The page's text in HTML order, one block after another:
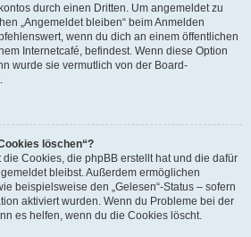
durch einen Dritten. Um angemeldet zu
„Angemeldet bleiben“ beim Anmelden
wenn du dich an einem öffentlichen
Internetcafé, befindest. Wenn diese Option
wurde sie vermutlich von der Board-
löschen“?
die Cookies, die phpBB erstellt hat und die dafür
bleibst. Außerdem ermöglichen
beispielsweise den „Gelesen“-Status – sofern
aktiviert wurden. Wenn du Probleme bei der
es helfen, wenn du die Cookies löscht.